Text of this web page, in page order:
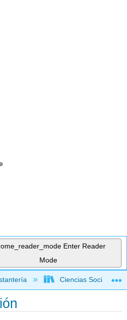
Enter Reader
Mode
jerarquía globalCiencias Sociales